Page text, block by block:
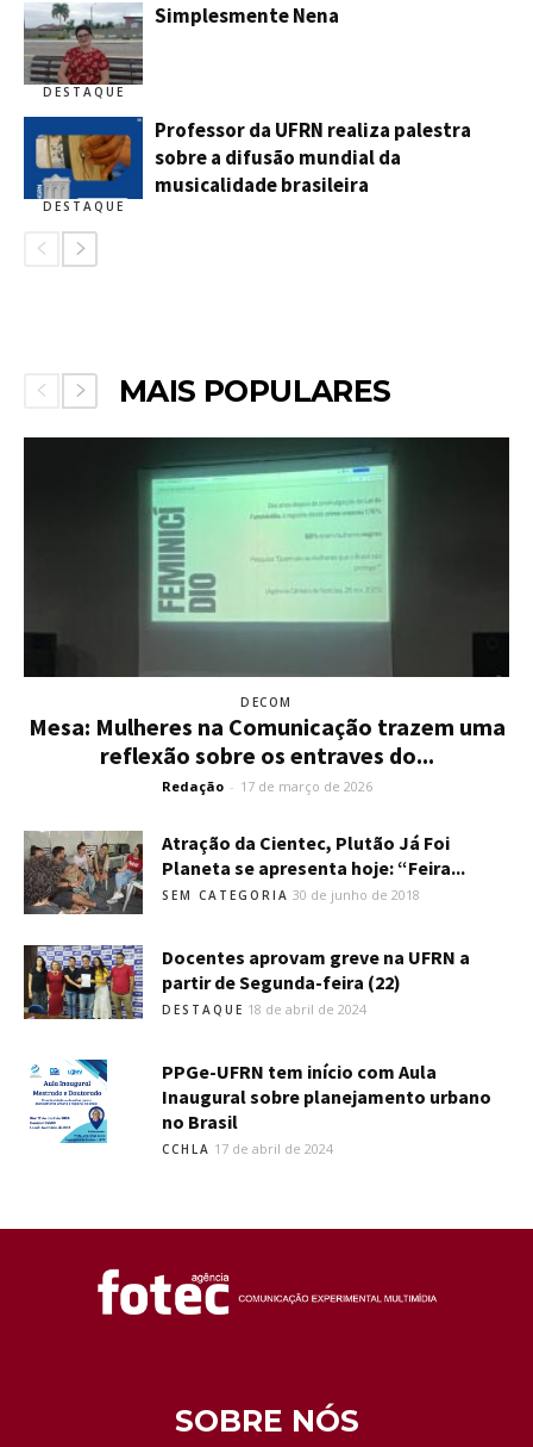
DESTAQUE
Simplesmente Nena
DESTAQUE
Professor da UFRN realiza palestra
sobre a difusão mundial da
musicalidade brasileira
MAIS POPULARES
DECOM
Mesa: Mulheres na Comunicação trazem uma
reflexão sobre os entraves do...
Redação - 17 de março de 2026
Atração da Cientec, Plutão Já Foi
Planeta se apresenta hoje: “Feira...
SEM CATEGORIA 30 de junho de 2018
Docentes aprovam greve na UFRN a
partir de Segunda-feira (22)
DESTAQUE 18 de abril de 2024
PPGe-UFRN tem início com Aula
Inaugural sobre planejamento urbano
no Brasil
CCHLA 17 de abril de 2024
SOBRE NÓS